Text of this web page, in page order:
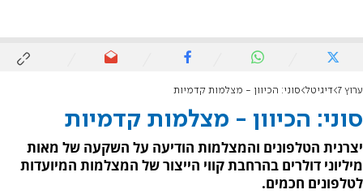
ערוץ 7 דיגיטל סוני: הכיוון - מצלמות קדמיות
סוני: הכיוון - מצלמות קדמיות
יצרנית הטלפונים והמצלמות הודיעה על השקעה של מאות
מיליוני דולרים בהרחבת קווי הייצור של המצלמות המיועדות
לטלפונים חכמים.